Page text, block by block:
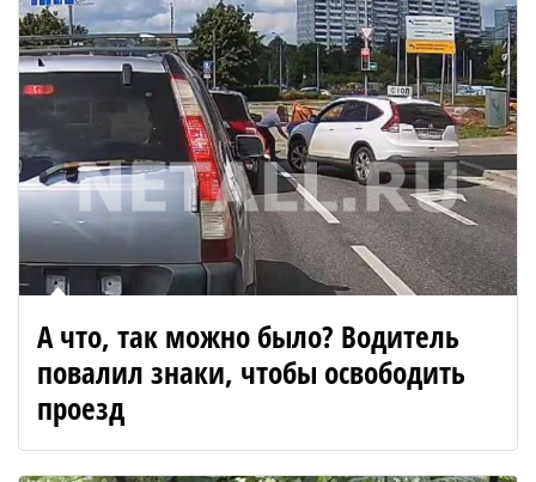
А что, так можно было? Водитель
повалил знаки, чтобы освободить
проезд